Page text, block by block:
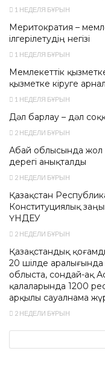
1 НЕДЕЛЯ БҰРЫН
Меритократия –
ілгерілетудің негізі
1 НЕДЕЛЯ БҰРЫН
Мемлекеттік
қызметке кіруге
1 НЕДЕЛЯ БҰРЫН
Дәл барлау – дәл
2 НЕДЕЛИ БҰРЫН
Абай облысында жол
дерегі анықталды
2 НЕДЕЛИ БҰРЫН
Қазақстан
Конституциялық
ҮНДЕУ
2 НЕДЕЛИ БҰРЫН
Қазақстандық
20 шілде аралығында
облыста, сондай-ақ
қалаларында 1200
арқылы сауалнама
2 НЕДЕЛИ БҰРЫН